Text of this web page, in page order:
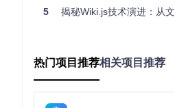
突破传统的技术架构
预处理层：负责文件完整性校
解析核心层：基于深度学习
转换引擎层：支持150+格式
5 揭秘Wiki.js技术演进：从
热门项目推荐相关项目推荐